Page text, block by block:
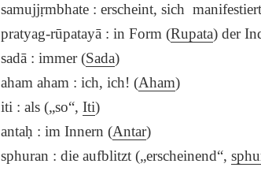
samujjṛmbhate : erscheint, sich
pratyag-rūpatayā : in Form (Rupata) der
sadā : immer (Sada)
aham aham : ich, ich! (Aham)
iti : als („so“,Iti)
antaḥ : im Innern (Antar)
sphuran : die aufblitzt („erscheinend“,